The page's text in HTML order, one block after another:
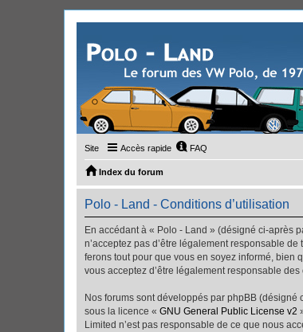
Site Accès rapide FAQ
Index du forum
Polo - Land - Conditions d’utilisation
En accédant à « Polo - Land » (désigné ci-après
n’acceptez pas d’être légalement responsable
ferons tout pour que vous en soyez informé, bien
vous acceptez d’être légalement responsable
Nos forums sont développés par phpBB
sous la licence « GNU General Public License v2
Limited n’est pas responsable de ce que nous